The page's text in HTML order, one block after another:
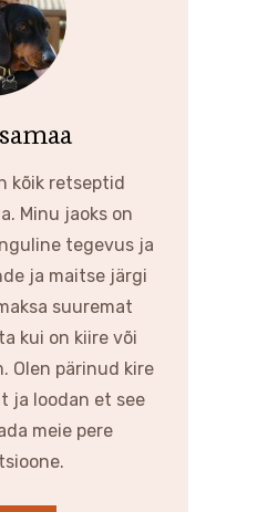
kõik retseptid
Minu jaoks on
tegevus ja
ja maitse järgi
suuremat
kui on kiire või
Olen pärinud kire
ja loodan et see
meie pere